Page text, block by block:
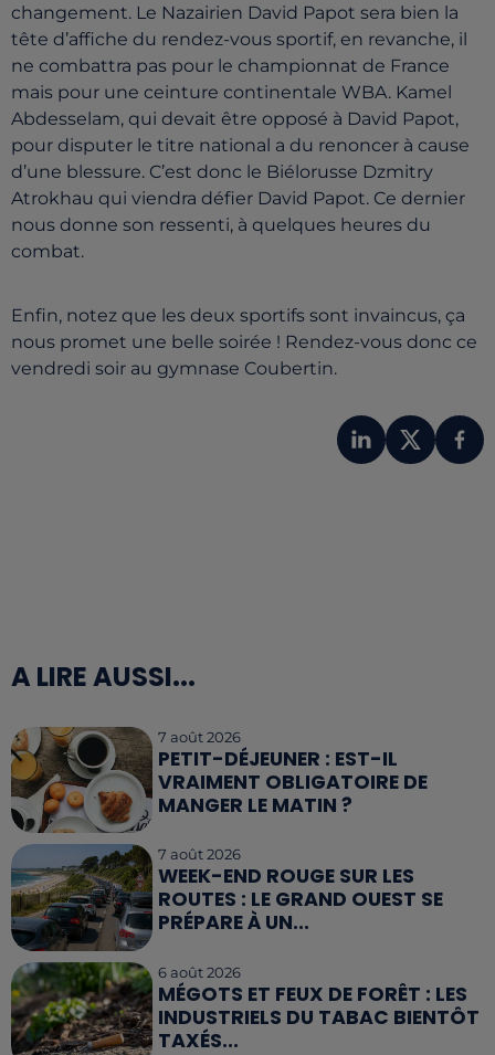
changement. Le Nazairien David Papot sera bien la
tête d’affiche du rendez-vous sportif, en revanche, il
ne combattra pas pour le championnat de France
mais pour une ceinture continentale WBA. Kamel
Abdesselam, qui devait être opposé à David Papot,
pour disputer le titre national a du renoncer à cause
d’une blessure. C’est donc le Biélorusse Dzmitry
Atrokhau qui viendra défier David Papot. Ce dernier
nous donne son ressenti, à quelques heures du
combat.
Enfin, notez que les deux sportifs sont invaincus, ça
nous promet une belle soirée ! Rendez-vous donc ce
vendredi soir au gymnase Coubertin.
A LIRE AUSSI...
7 août 2026
PETIT-DÉJEUNER : EST-IL
VRAIMENT OBLIGATOIRE DE
MANGER LE MATIN ?
7 août 2026
WEEK-END ROUGE SUR LES
ROUTES : LE GRAND OUEST SE
PRÉPARE À UN...
6 août 2026
MÉGOTS ET FEUX DE FORÊT : LES
INDUSTRIELS DU TABAC BIENTÔT
TAXÉS...